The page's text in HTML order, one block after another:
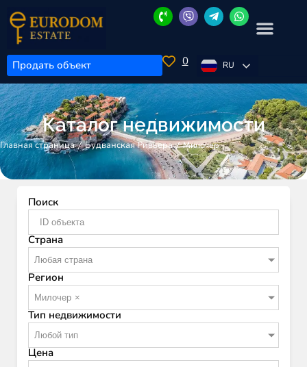
Продать объект 0 RU
Каталог недвижимости
Главная страница/Будванская Ривьера/Милочер
Поиск
Страна
Любая страна
Регион
Милочер ×
Тип недвижимости
Любой тип
Цена